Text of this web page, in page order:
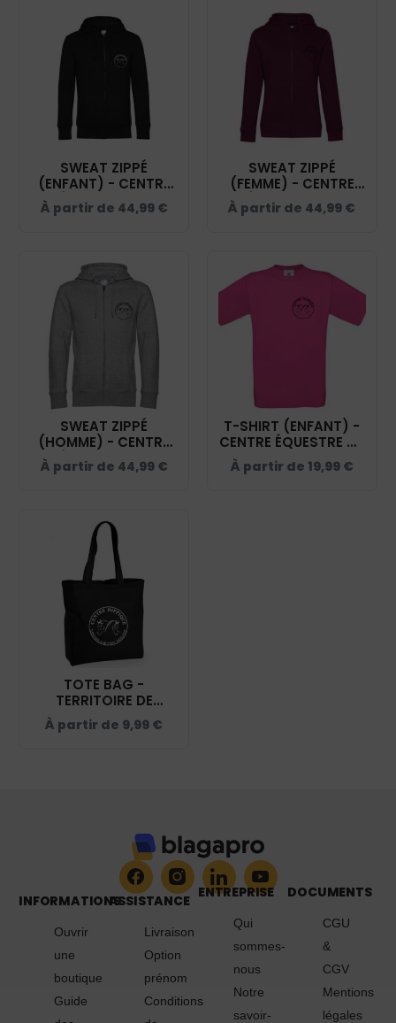
SWEAT ZIPPÉ
(ENFANT) - CENTRE
ÉQUESTRE DU
TERRITOIRE DE
À partir de 44,99 €
SWEAT ZIPPÉ
(FEMME) - CENTRE
ÉQUESTRE DU
TERRITOIRE DE
À partir de 44,99 €
SWEAT ZIPPÉ
(HOMME) - CENTRE
ÉQUESTRE DU
TERRITOIRE DE
À partir de 44,99 €
T-SHIRT (ENFANT) -
CENTRE ÉQUESTRE DU
TERRITOIRE DE
BELFORT - BC01K
À partir de 19,99 €
TOTE BAG -
TERRITOIRE DE
BELFORT - NOIR -
WM101
À partir de 9,99 €
INFORMATIONS
Ouvrir
une
boutique
Guide
ASSISTANCE
Livraison
Option
prénom
Conditions
ENTREPRISE
Qui
sommes-
nous
Notre
savoir-
DOCUMENTS
CGU
&
CGV
Mentions
légales